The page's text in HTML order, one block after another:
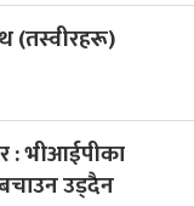
(तस्वीरहरू)
: भीआईपीका
उड्दैन